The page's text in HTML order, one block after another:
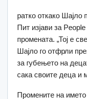
ратко откако
Пит изјави за
промената. „Тој е
Шајло го отфрли
за губењето на
сака своите деца и
Промените на